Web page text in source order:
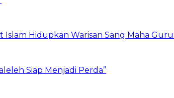
Hidupkan Warisan Sang Maha
Siap Menjadi Perda”